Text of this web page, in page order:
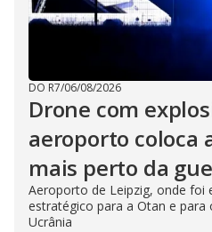
DO R7/06/08/2026
Drone com
aeroporto coloca
mais perto da
Aeroporto de Leipzig, onde foi
estratégico para a Otan e
Ucrânia